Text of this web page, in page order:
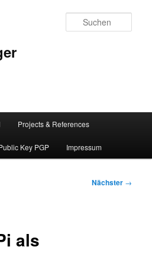
Projects & References
Key PGP Impressum
Nächster →
als